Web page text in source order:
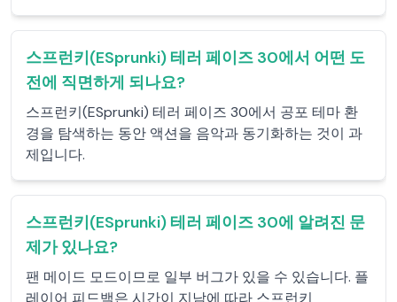
스프런키(ESprunki) 테러 페이즈 30에서 어떤 도
전에 직면하게 되나요?
스프런키(ESprunki) 테러 페이즈 30에서 공포 테마 환
경을 탐색하는 동안 액션을 음악과 동기화하는 것이 과
제입니다.
스프런키(ESprunki) 테러 페이즈 30에 알려진 문
제가 있나요?
팬 메이드 모드이므로 일부 버그가 있을 수 있습니다. 플
레이어 피드백은 시간이 지남에 따라 스프런키